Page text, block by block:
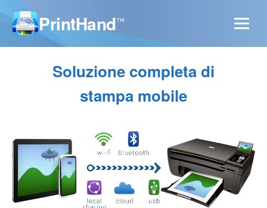
PrintHand™
Soluzione completa di
stampa mobile